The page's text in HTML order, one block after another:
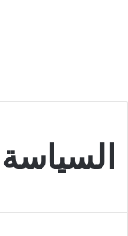
السياسة